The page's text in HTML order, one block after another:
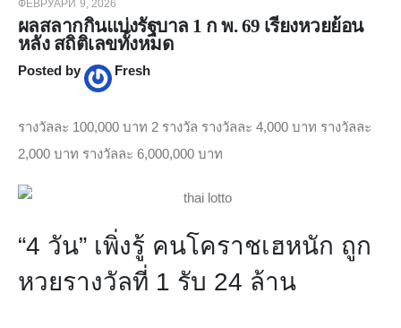
ФЕВРУАРИ 9, 2026
ผลสลากกินแบ่งรัฐบาล 1 ก พ. 69 เรียงหวยย้อน
หลัง สถิติเลขทั้งหมด
Posted by Fresh
รางวัลละ 100,000 บาท 2 รางวัล รางวัลละ 4,000 บาท รางวัลละ
2,000 บาท รางวัลละ 6,000,000 บาท
“4 วัน” เพิ่งรู้ คนโคราชเฮหนัก ถูก
หวยรางวัลที่ 1 รับ 24 ล้าน